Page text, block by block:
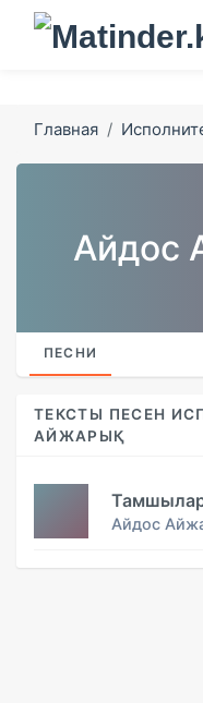
Главная
Айдос
ПЕСНИ
ТЕКСТЫ ПЕСЕН
АЙЖАРЫҚ
Айдос